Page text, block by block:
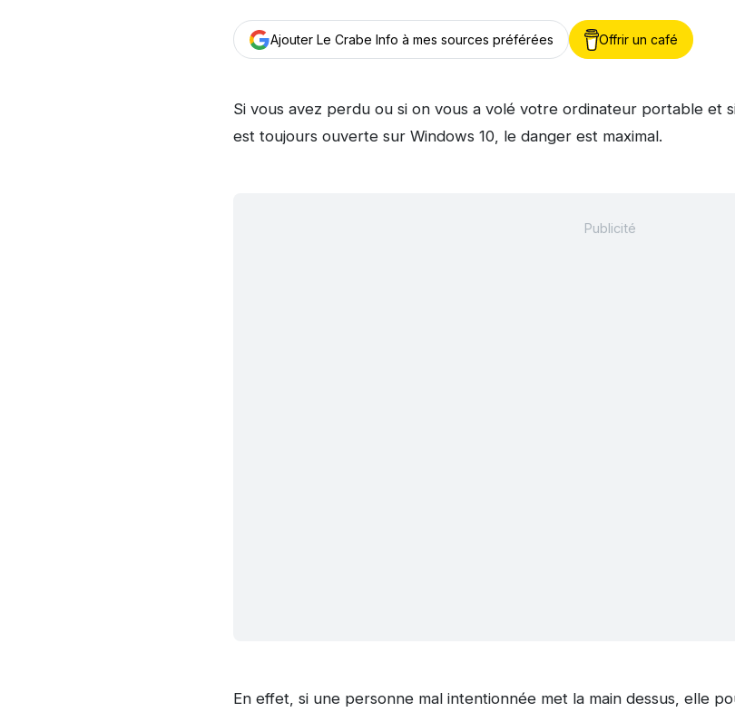
Ajouter Le Crabe Info à mes sources préférées Offrir un café
Si vous avez perdu ou si on vous a volé votre ordinateur portable et
est toujours ouverte sur Windows 10, le danger est maximal.
En effet, si une personne mal intentionnée met la main dessus, elle